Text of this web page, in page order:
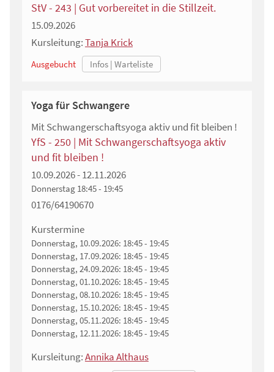
StV - 243 | Gut vorbereitet in die Stillzeit.
15.09.2026
Kursleitung:Tanja Krick
Ausgebucht
Yoga für Schwangere
Mit Schwangerschaftsyoga aktiv und fit bleiben !
YfS - 250 | Mit Schwangerschaftsyoga aktiv
und fit bleiben !
10.09.2026 - 12.11.2026
Donnerstag 18:45 - 19:45
0176/64190670
Kurstermine
Donnerstag, 10.09.2026: 18:45 - 19:45
Donnerstag, 17.09.2026: 18:45 - 19:45
Donnerstag, 24.09.2026: 18:45 - 19:45
Donnerstag, 01.10.2026: 18:45 - 19:45
Donnerstag, 08.10.2026: 18:45 - 19:45
Donnerstag, 15.10.2026: 18:45 - 19:45
Donnerstag, 05.11.2026: 18:45 - 19:45
Donnerstag, 12.11.2026: 18:45 - 19:45
Kursleitung:Annika Althaus